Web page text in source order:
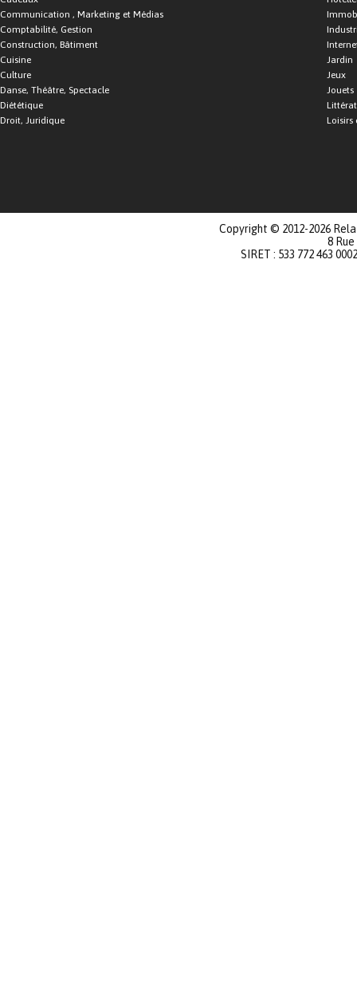
Communication , Marketing et Médias
Comptabilité, Gestion
Construction, Bâtiment
Cuisine
Culture
Danse, Théâtre, Spectacle
Diététique
Droit, Juridique
Jardin
Jeux
Jouets
Loisirs
Copyright © 2012-2026
8
SIRET : 533 772 463